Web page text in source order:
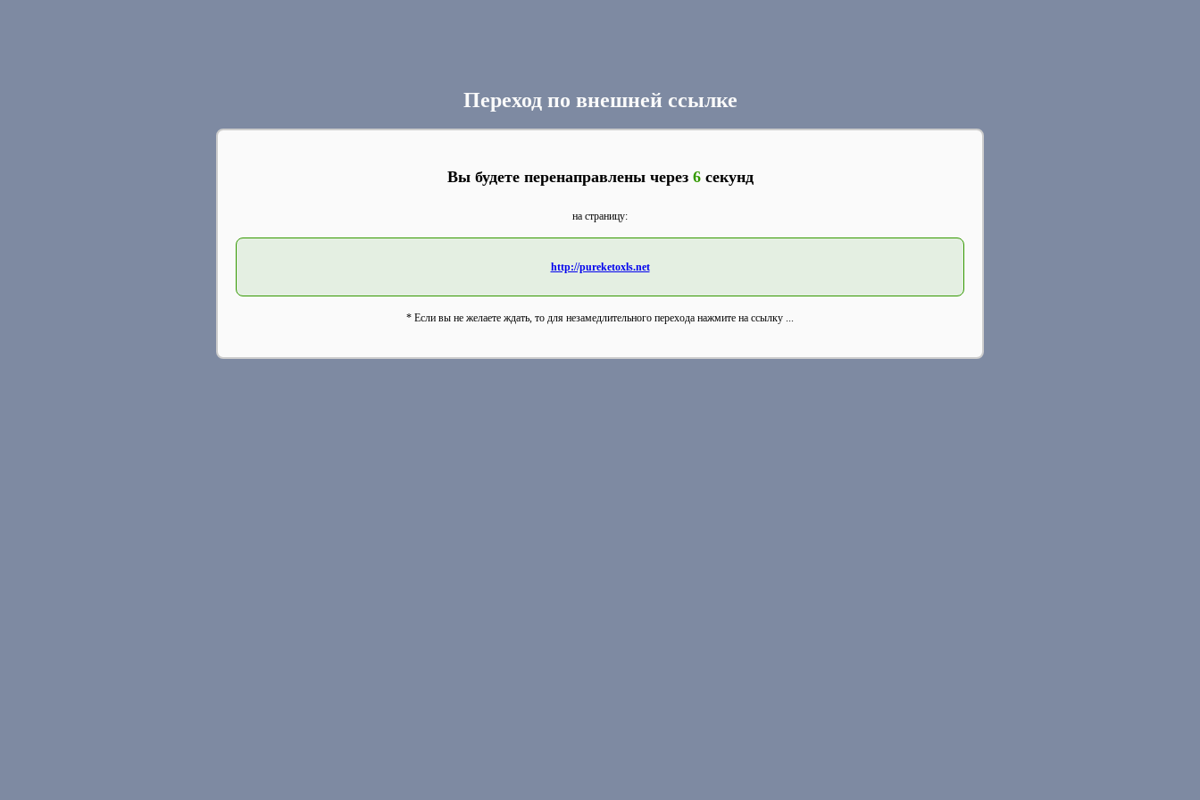
Переход по внешней ссылке
Вы будете перенаправлены через 6секунд
на страницу:
http://pureketoxls.net
* Если вы не желаете ждать, то для незамедлительного перехода нажмите на ссылку ...